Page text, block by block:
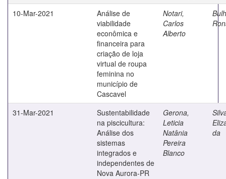
10-Mar-2021
Análise de
viabilidade
econômica e
financeira para
criação de loja
virtual de roupa
feminina no
município de
Cascavel
Notari,
Carlos
Alberto
31-Mar-2021
Sustentabilidade
na piscicultura:
Análise dos
sistemas
integrados e
independentes de
Nova Aurora-PR
Gerona,
Leticia
Natânia
Pereira
Blanco
da